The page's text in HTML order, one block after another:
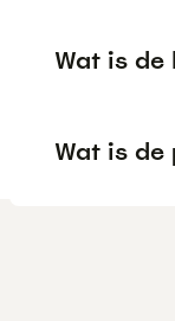
Wat is de
Wat is de